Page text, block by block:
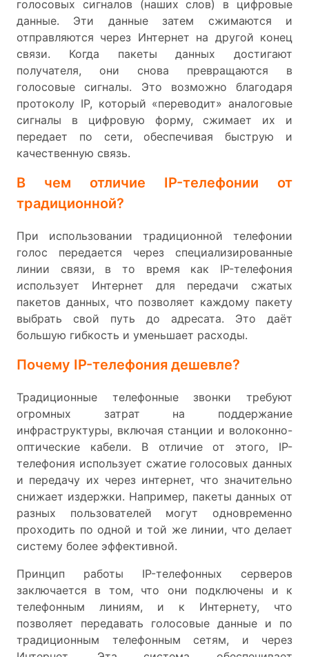
голосовых сигналов (наших слов) в цифровые
данные. Эти данные затем сжимаются и
отправляются через Интернет на другой конец
связи. Когда пакеты данных достигают
получателя, они снова превращаются в
голосовые сигналы. Это возможно благодаря
протоколу IP, который «переводит» аналоговые
сигналы в цифровую форму, сжимает их и
передает по сети, обеспечивая быструю и
качественную связь.
В чем отличие IP-телефонии от
традиционной?
При использовании традиционной телефонии
голос передается через специализированные
линии связи, в то время как IP-телефония
использует Интернет для передачи сжатых
пакетов данных, что позволяет каждому пакету
выбрать свой путь до адресата. Это даёт
большую гибкость и уменьшает расходы.
Почему IP-телефония дешевле?
Традиционные телефонные звонки требуют
огромных затрат на поддержание
инфраструктуры, включая станции и волоконно-
оптические кабели. В отличие от этого, IP-
телефония использует сжатие голосовых данных
и передачу их через интернет, что значительно
снижает издержки. Например, пакеты данных от
разных пользователей могут одновременно
проходить по одной и той же линии, что делает
систему более эффективной.
Принцип работы IP-телефонных серверов
заключается в том, что они подключены и к
телефонным линиям, и к Интернету, что
позволяет передавать голосовые данные и по
традиционным телефонным сетям, и через